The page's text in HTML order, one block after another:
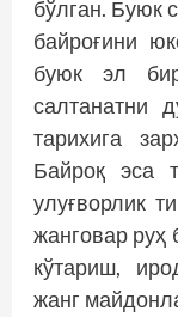
бўлган. Буюк
байроғини
буюк эл
салтанатни
тарихига
Байроқ эса
улуғворлик
жанговар руҳ
кўтариш,
жанг